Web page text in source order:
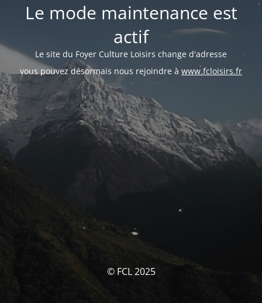
Le mode maintenance est
actif
Le site du Foyer Culture Loisirs change d'adresse
vous pouvez désormais nous rejoindre à www.fcloisirs.fr
© FCL 2025